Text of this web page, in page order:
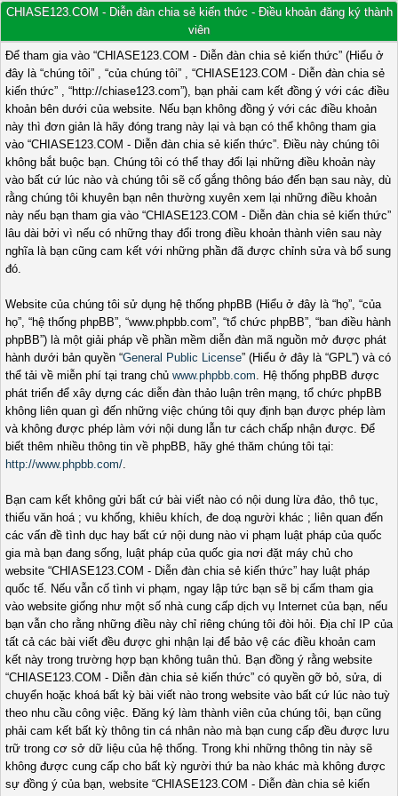
CHIASE123.COM - Diễn đàn chia sẻ kiến thức - Điều khoản đăng ký thành
viên
Để tham gia vào “CHIASE123.COM - Diễn đàn chia sẻ kiến thức” (Hiểu ở
đây là “chúng tôi” , “của chúng tôi” , “CHIASE123.COM - Diễn đàn chia sẻ
kiến thức” , “http://chiase123.com”), bạn phải cam kết đồng ý với các điều
khoản bên dưới của website. Nếu bạn không đồng ý với các điều khoản
này thì đơn giản là hãy đóng trang này lại và bạn có thể không tham gia
vào “CHIASE123.COM - Diễn đàn chia sẻ kiến thức”. Điều này chúng tôi
không bắt buộc bạn. Chúng tôi có thể thay đổi lại những điều khoản này
vào bất cứ lúc nào và chúng tôi sẽ cố gắng thông báo đến bạn sau này, dù
rằng chúng tôi khuyên bạn nên thường xuyên xem lại những điều khoản
này nếu bạn tham gia vào “CHIASE123.COM - Diễn đàn chia sẻ kiến thức”
lâu dài bởi vì nếu có những thay đổi trong điều khoản thành viên sau này
nghĩa là bạn cũng cam kết với những phần đã được chỉnh sửa và bổ sung
đó.
Website của chúng tôi sử dụng hệ thống phpBB (Hiểu ở đây là “họ”, “của
họ”, “hệ thống phpBB”, “www.phpbb.com”, “tổ chức phpBB”, “ban điều hành
phpBB”) là một giải pháp về phần mềm diễn đàn mã nguồn mở được phát
hành dưới bản quyền “General Public License” (Hiểu ở đây là “GPL”) và có
thể tải về miễn phí tại trang chủ www.phpbb.com. Hệ thống phpBB được
phát triển để xây dựng các diễn đàn thảo luận trên mạng, tổ chức phpBB
không liên quan gì đến những việc chúng tôi quy định bạn được phép làm
và không được phép làm với nội dung lẫn tư cách chấp nhận được. Để
biết thêm nhiều thông tin về phpBB, hãy ghé thăm chúng tôi tại:
http://www.phpbb.com/.
Bạn cam kết không gửi bất cứ bài viết nào có nội dung lừa đảo, thô tục,
thiếu văn hoá ; vu khống, khiêu khích, đe doạ người khác ; liên quan đến
các vấn đề tình dục hay bất cứ nội dung nào vi phạm luật pháp của quốc
gia mà bạn đang sống, luật pháp của quốc gia nơi đặt máy chủ cho
website “CHIASE123.COM - Diễn đàn chia sẻ kiến thức” hay luật pháp
quốc tế. Nếu vẫn cố tình vi phạm, ngay lập tức bạn sẽ bị cấm tham gia
vào website giống như một số nhà cung cấp dịch vụ Internet của bạn, nếu
bạn vẫn cho rằng những điều này chỉ riêng chúng tôi đòi hỏi. Địa chỉ IP của
tất cả các bài viết đều được ghi nhận lại để bảo vệ các điều khoản cam
kết này trong trường hợp bạn không tuân thủ. Bạn đồng ý rằng website
“CHIASE123.COM - Diễn đàn chia sẻ kiến thức” có quyền gỡ bỏ, sửa, di
chuyển hoặc khoá bất kỳ bài viết nào trong website vào bất cứ lúc nào tuỳ
theo nhu cầu công việc. Đăng ký làm thành viên của chúng tôi, bạn cũng
phải cam kết bất kỳ thông tin cá nhân nào mà bạn cung cấp đều được lưu
trữ trong cơ sở dữ liệu của hệ thống. Trong khi những thông tin này sẽ
không được cung cấp cho bất kỳ người thứ ba nào khác mà không được
sự đồng ý của bạn, website “CHIASE123.COM - Diễn đàn chia sẻ kiến